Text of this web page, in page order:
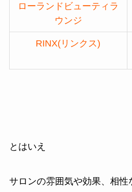
ローランドビューティラ
ウンジ
RINX(リンクス)
とはいえ
サロンの雰囲気や効果、相性